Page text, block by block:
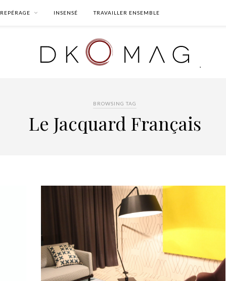
REPÉRAGE INSENSÉ TRAVAILLER ENSEMBLE
BROWSING TAG
Le Jacquard Français